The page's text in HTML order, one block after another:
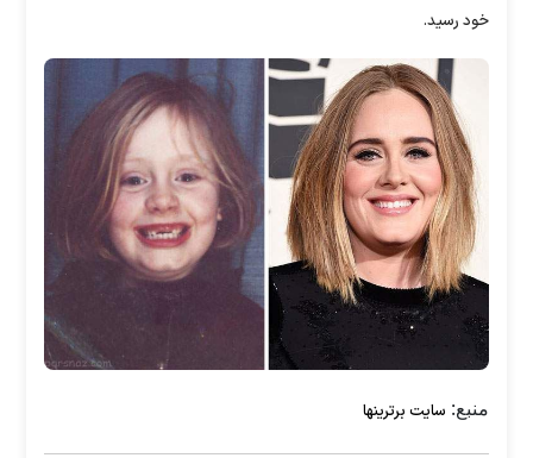
خود رسید.
منبع: سایت برترینها